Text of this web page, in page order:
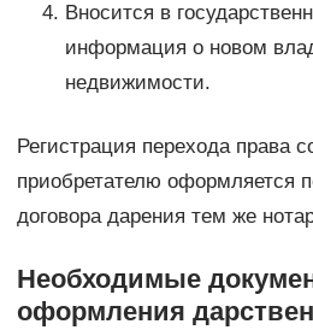
Вносится в
информация о новом
недвижимости.
Регистрация перехода права
приобретателю оформляется
договора дарения тем же
Необходимые
оформления